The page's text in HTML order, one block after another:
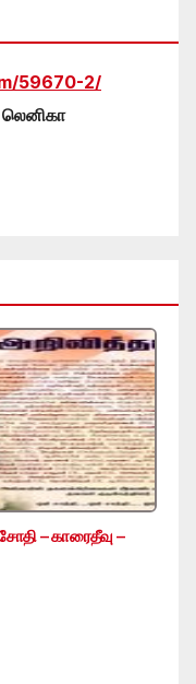
59670-2/
லெனிகா
– காரைதீவு –